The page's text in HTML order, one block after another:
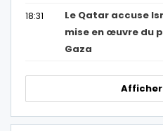
18:31
Le Qatar accuse
mise en œuvre du
Gaza
Afficher